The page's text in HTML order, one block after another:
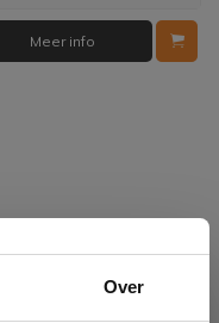
Over
Meer info